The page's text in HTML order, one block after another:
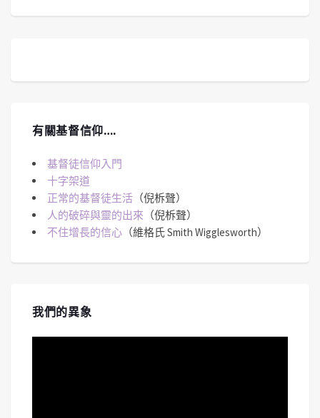
有關基督信仰….
基督徒信仰入門
十字架道
正常的基督徒生活 （倪柝聲）
人的破碎與靈的出來 （倪柝聲）
不住增長的信心 （維格氏 Smith Wigglesworth）
我們的異象